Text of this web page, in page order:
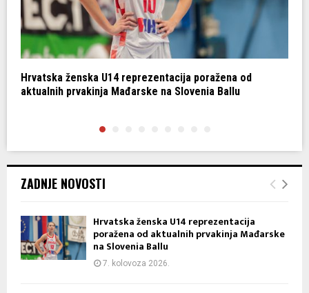
Hrvatska ženska U14 reprezentacija poražena od
aktualnih prvakinja Mađarske na Slovenia Ballu
ZADNJE NOVOSTI
Hrvatska ženska U14 reprezentacija
poražena od aktualnih prvakinja Mađarske
na Slovenia Ballu
7. kolovoza 2026.